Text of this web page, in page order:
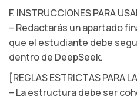
F. INSTRUCCIONES PARA
– Redactarás un apartado
que el estudiante debe
dentro de DeepSeek.
[REGLAS ESTRICTAS PARA
– La estructura debe ser